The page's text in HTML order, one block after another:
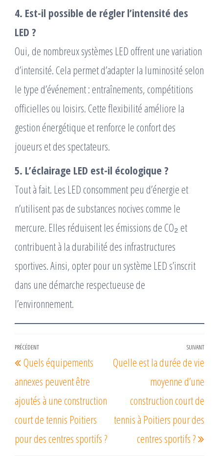
4. Est-il possible de régler l’intensité des
LED ?
Oui, de nombreux systèmes LED offrent une variation
d’intensité. Cela permet d’adapter la luminosité selon
le type d’événement : entraînements, compétitions
officielles ou loisirs. Cette flexibilité améliore la
gestion énergétique et renforce le confort des
joueurs et des spectateurs.
5. L’éclairage LED est-il écologique ?
Tout à fait. Les LED consomment peu d’énergie et
n’utilisent pas de substances nocives comme le
mercure. Elles réduisent les émissions de CO₂ et
contribuent à la durabilité des infrastructures
sportives. Ainsi, opter pour un système LED s’inscrit
dans une démarche respectueuse de
l’environnement.
Navigation
de
l’article
Article
précédent
PRÉCÉDENT
Quels équipements
annexes peuvent être
ajoutés à une construction
court de tennis Poitiers
pour des centres sportifs ?
SUIVANT
Quelle est la durée de vie
moyenne d’une
construction court de
tennis à Poitiers pour des
centres sportifs ?